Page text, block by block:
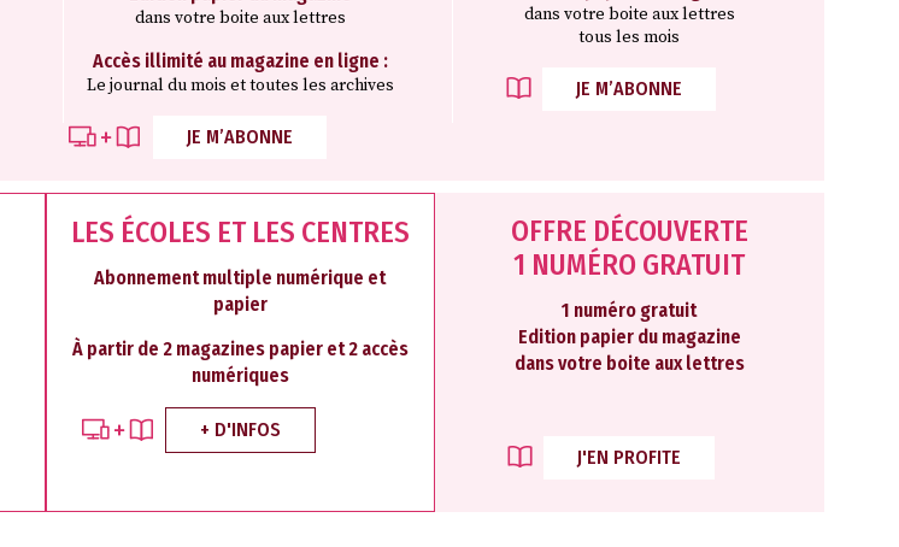
dans votre boite aux lettres
Accès illimité au magazine en ligne :
Le journal du mois et toutes les archives
JE M’ABONNE
dans votre boite aux lettres
tous les mois
JE M’ABONNE
LES ÉCOLES ET LES CENTRES
Abonnement multiple numérique et
papier
À partir de 2 magazines papier et 2 accès
numériques
+ D'INFOS
OFFRE DÉCOUVERTE
1 NUMÉRO GRATUIT
1 numéro gratuit
Edition papier du magazine
dans votre boite aux lettres
J'EN PROFITE